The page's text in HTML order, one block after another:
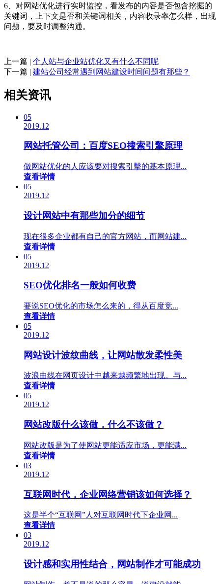
6、对网站优化进行实时监控，看发布的内容是否包含挖掘的
关键词，上下文是否和关键词相关，内容收录率怎么样，出现
问题，要及时调整沟通。
上一篇 | 个人站与企业站优化又有什么不同呢
下一篇 | 建站公司经常遇到网站建设时间问题有那些？
相关资讯
05
2019.12
网站托管公司：百度SEO搜索引擎原理
做网站优化的人应该要对搜索引擊的基本原理...
查看详情
05
2019.12
设计网站中有那些加分的细节
现在很多企业都有自己的官方网站，而网站建...
查看详情
05
2019.12
SEO优化排名一般如何收费
要说SEO优化的市场怎么来的，得从百度竞...
查看详情
05
2019.12
网站设计波纹曲线，让网站散发柔性美
波浪曲线在网页设计中越来越频繁地出现。与...
查看详情
05
2019.12
网站改版什么该做，什么不该做？
网站改版是为了使网站更能适应市场，更能满...
查看详情
03
2019.12
互联网时代，企业网络营销该如何选择？
这是半个“互联网”人对互联网时代下企业网...
查看详情
03
2019.12
设计感和实用性结合，网站制作才可能成功